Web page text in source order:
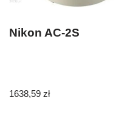
Nikon AC-2S
1638,59 zł